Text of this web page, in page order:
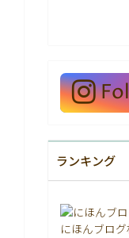
ランキング
にほんブロ